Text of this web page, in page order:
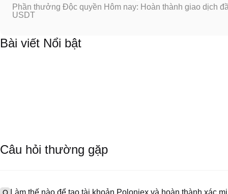
Phần thưởng Độc quyền Hôm nay: Hoàn thành giao dịch
USDT
Bài viết Nổi bật
Câu hỏi thường gặp
Làm thế nào để tạo tài khoản Poloniex và hoàn thành xác